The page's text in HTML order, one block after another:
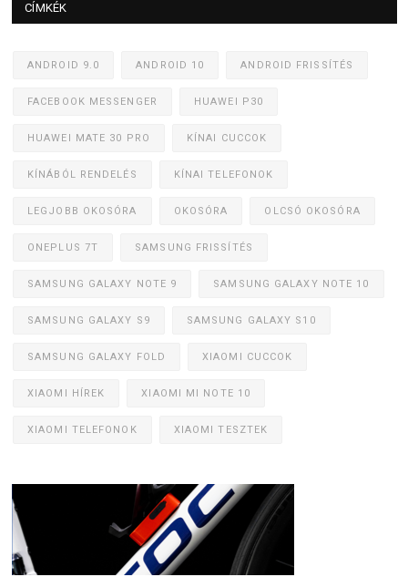
CÍMKÉK
ANDROID 9.0 ANDROID 10 ANDROID FRISSÍTÉS
FACEBOOK MESSENGER HUAWEI P30
HUAWEI MATE 30 PRO KÍNAI CUCCOK
KÍNÁBÓL RENDELÉS KÍNAI TELEFONOK
LEGJOBB OKOSÓRA OKOSÓRA OLCSÓ OKOSÓRA
ONEPLUS 7T SAMSUNG FRISSÍTÉS
SAMSUNG GALAXY NOTE 9 SAMSUNG GALAXY NOTE 10
SAMSUNG GALAXY S9 SAMSUNG GALAXY S10
SAMSUNG GALAXY FOLD XIAOMI CUCCOK
XIAOMI HÍREK XIAOMI MI NOTE 10
XIAOMI TELEFONOK XIAOMI TESZTEK